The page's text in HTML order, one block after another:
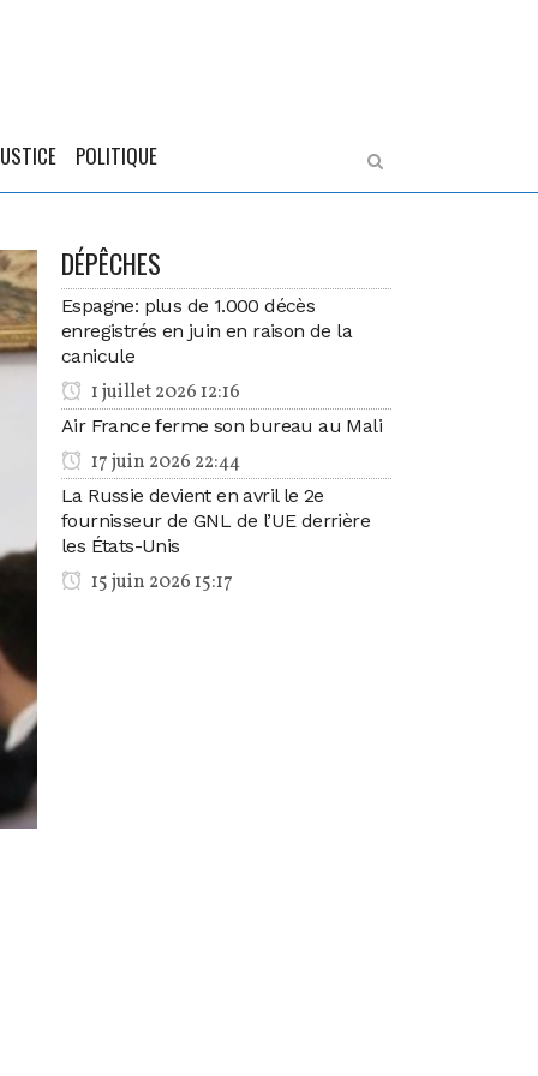
POLITIQUE
DÉPÊCHES
Espagne: plus de 1.000 décès
enregistrés en juin en raison de la
canicule
1 juillet 2026 12:16
Air France ferme son bureau au Mali
17 juin 2026 22:44
La Russie devient en avril le 2e
fournisseur de GNL de l’UE derrière
les États-Unis
15 juin 2026 15:17